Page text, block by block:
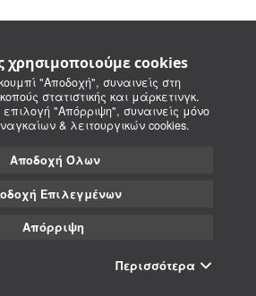
χρησιμοποιούμε cookies
"Αποδοχή", συναινείς στη
στατιστικής και μάρκετινγκ.
επιλογή "Απόρριψη", συναινείς μόνο
& λειτουργικών cookies.
Αποδοχή Όλων
Επιλεγμένων
Απόρριψη
Περισσότερα